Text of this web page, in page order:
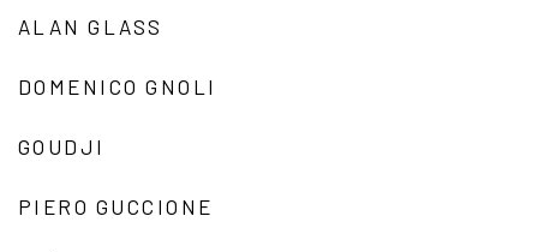
ALAN GLASS
DOMENICO GNOLI
GOUDJI
PIERO GUCCIONE